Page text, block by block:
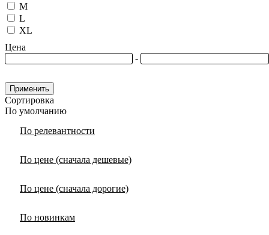
M
L
XL
Цена
-
Применить
Сортировка
По умолчанию
По релевантности
По цене (сначала дешевые)
По цене (сначала дорогие)
По новинкам